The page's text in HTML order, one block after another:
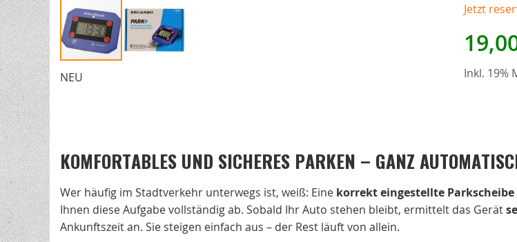
NEU
springen
Jetzt
Inkl. 19%
KOMFORTABLES UND SICHERES PARKEN – GANZ
Wer häufig im Stadtverkehr unterwegs ist, weiß: Eine korrekt eingestellte Parkscheibe
Ihnen diese Aufgabe vollständig ab. Sobald Ihr Auto stehen bleibt, ermittelt das Gerät
Ankunftszeit an. Sie steigen einfach aus – der Rest läuft von allein.